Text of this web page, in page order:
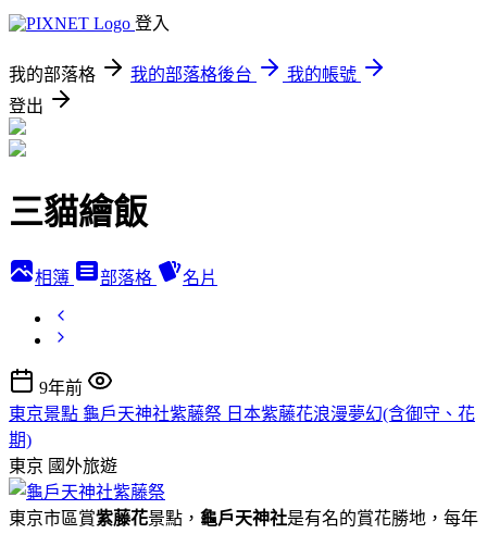
登入
我的部落格 我的部落格後台
我的帳號
登出
三貓繪飯
相簿 部落格 名片
9年前
東京景點 龜戶天神社紫藤祭 日本紫藤花浪漫夢幻(含御守、花
期)
東京 國外旅遊
東京市區賞紫藤花景點， 龜戶天神社是有名的賞花勝地，每年